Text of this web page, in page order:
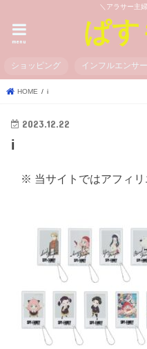
＼アラサー主
ぱ
menu
ショッピング インフルエンサー
HOME i
2023.12.22
i
※ 当サイトではアフィ